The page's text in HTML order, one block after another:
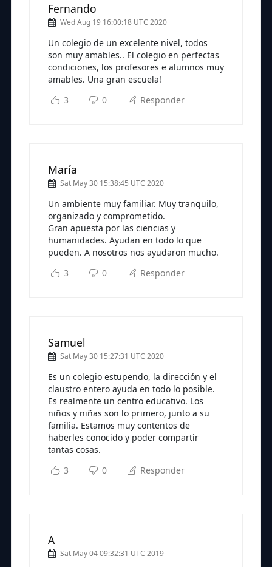
Fernando
Wed Aug 19 16:00:18 UTC 2020
Un colegio de un excelente nivel, todos
son muy amables.. El colegio en perfectas
condiciones, los profesores e alumnos muy
amables. Una gran escuela!
3
0 Responder
María
Sat May 30 15:38:45 UTC 2020
Un ambiente muy familiar. Muy tranquilo,
organizado y comprometido.
Gran apuesta por las ciencias y
humanidades. Ayudan en todo lo que
pueden. A nosotros nos ayudaron mucho.
3
0 Responder
Samuel
Sat May 30 15:27:31 UTC 2020
Es un colegio estupendo, la dirección y el
claustro entero ayuda en todo lo posible.
Es realmente un centro educativo. Los
niños y niñas son lo primero, junto a su
familia. Estamos muy contentos de
haberles conocido y poder compartir
tantas cosas.
3
0 Responder
A
Sat May 04 09:32:31 UTC 2019